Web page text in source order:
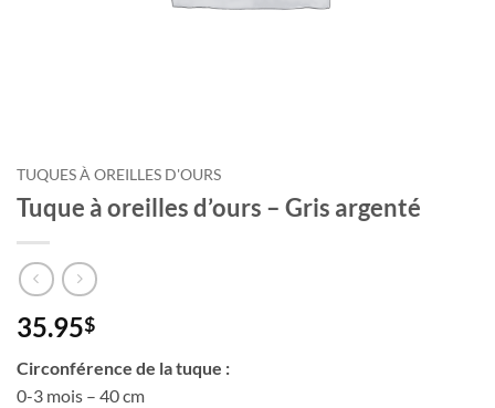
TUQUES À OREILLES D'OURS
Tuque à oreilles d’ours – Gris argenté
35.95$
Circonférence de la tuque :
0-3 mois – 40 cm